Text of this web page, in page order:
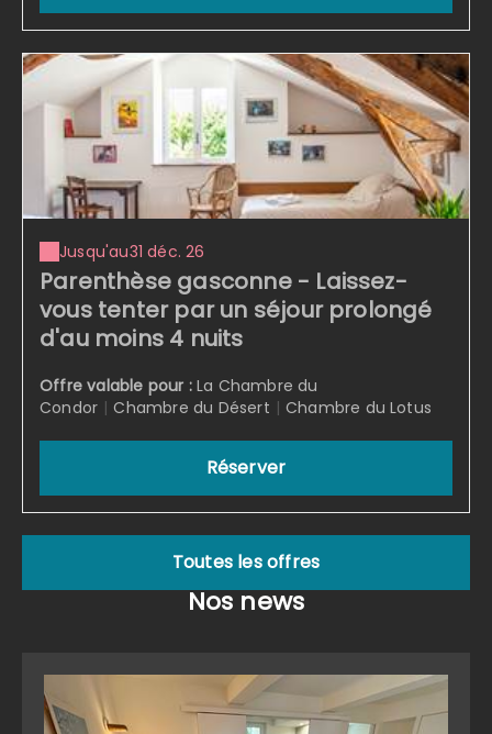
Jusqu'au31 déc. 26
Parenthèse gasconne - Laissez-
vous tenter par un séjour prolongé
d'au moins 4 nuits
Offre valable pour :La Chambre du
Condor | Chambre du Désert | Chambre du Lotus
Réserver
Toutes les offres
Nos news